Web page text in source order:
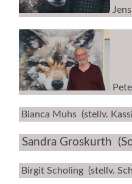
Bianca Muhs (stellv.
Sandra Groskurth
Birgit Scholing (stellv.